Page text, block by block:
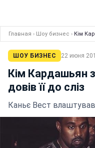
Главная › Шоу бизнес › Кім
ШОУ БИЗНЕС 22 июня
Кім Кардашьян
довів її до сліз
Каньє Вест влаштував